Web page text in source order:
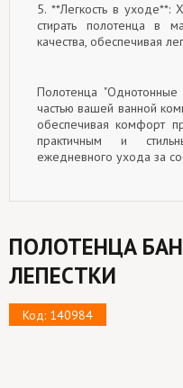
5. **Легкость в уходе**:
стирать полотенца в
качества, обеспечивая
Полотенца "Однотонные
частью вашей ванной
обеспечивая комфорт
практичным и
ежедневного ухода за
ПОЛОТЕНЦА
ЛЕПЕСТКИ
Код: 140984